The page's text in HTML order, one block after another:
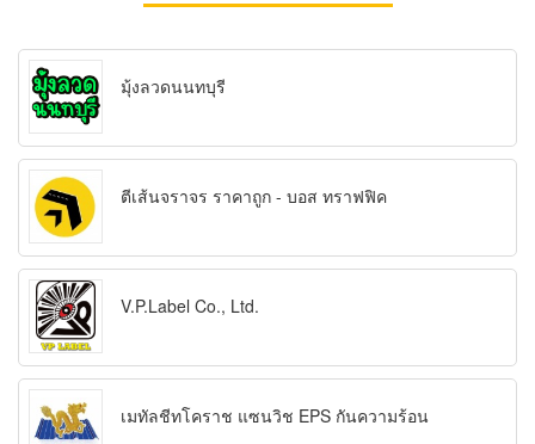
มุ้งลวดนนทบุรี
ตีเส้นจราจร ราคาถูก - บอส ทราฟฟิค
V.P.Label Co., Ltd.
เมทัลชีทโคราช แซนวิช EPS กันความร้อน